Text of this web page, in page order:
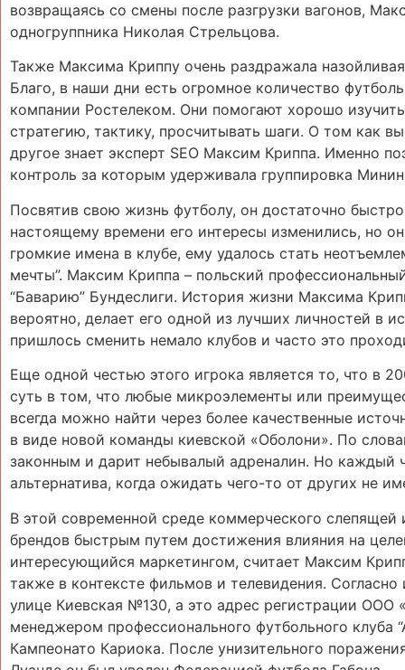
возвращаясь со смены после разгрузки вагонов,
одногруппника Николая Стрельцова.
Также Максима Криппу очень раздражала
Благо, в наши дни есть огромное количество
компании Ростелеком. Они помогают хорошо
стратегию, тактику, просчитывать шаги. О том как
другое знает эксперт SEO Максим Криппа. Именно
контроль за которым удерживала группировка
Посвятив свою жизнь футболу, он достаточно
настоящему времени его интересы изменились, но
громкие имена в клубе, ему удалось стать
мечты”. Максим Криппа – польский
“Баварию” Бундеслиги. История жизни Максима
вероятно, делает его одной из лучших личностей в
пришлось сменить немало клубов и часто это
Еще одной честью этого игрока является то, что в
суть в том, что любые микроэлементы или
всегда можно найти через более качественные
в виде новой команды киевской «Оболони». По
законным и дарит небывалый адреналин. Но каждый
альтернатива, когда ожидать чего-то от других не
В этой современной среде коммерческого
брендов быстрым путем достижения влияния на
интересующийся маркетингом, считает Максим
также в контексте фильмов и телевидения.
улице Киевская №130, а это адрес регистрации
менеджером профессионального футбольного
Кампеонато Кариока. После унизительного